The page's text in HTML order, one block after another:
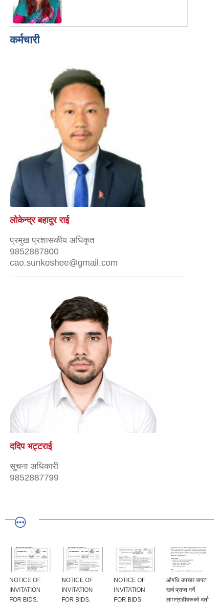
कर्मचारी
लोकेन्द्र बहादुर राई
प्रमुख प्रशासकीय अधिकृत
9852887800
cao.sunkoshee@gmail.com
ददिप भट्टराई
सूचना अधिकारी
9852887799
NOTICE OF
INVITATION
FOR BIDS.
NOTICE OF
INVITATION
FOR BIDS.
NOTICE OF
INVITATION
FOR BIDS.
औषधि उपचार बापत
खर्च प्राप्त गर्ने
लाभग्राहीहरूको दर्ता